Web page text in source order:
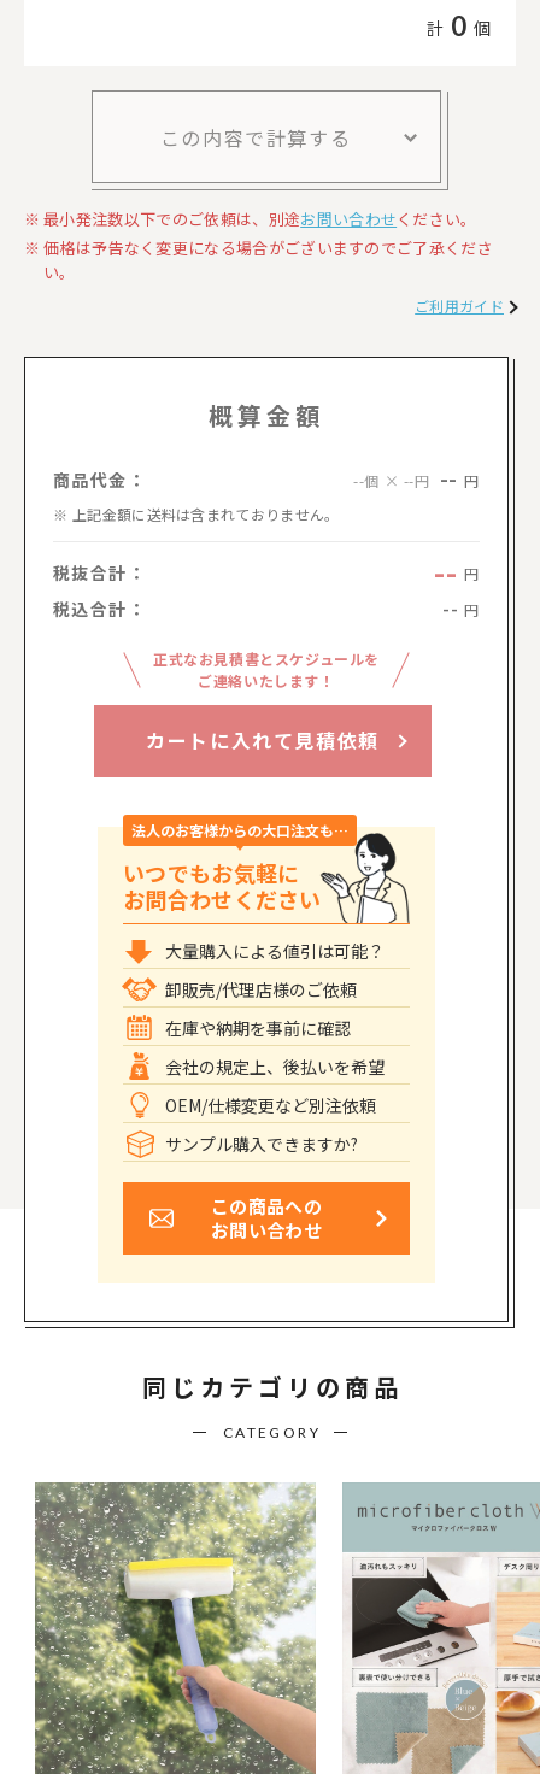
計 0 個
この内容で計算する
最小発注数以下でのご依頼は、別途お問い合わせください。
価格は予告なく変更になる場合がございますのでご了承くださ
い。
ご利用ガイド
概算金額
商品代金： --個 × --円 -- 円
上記金額に送料は含まれておりません。
税抜合計： -- 円
税込合計： -- 円
正式なお見積書とスケジュールを
ご連絡いたします！
カートに入れて見積依頼
法人のお客様からの大口注文も…
いつでもお気軽に
お問合わせください
大量購入による値引は可能？
卸販売/代理店様のご依頼
在庫や納期を事前に確認
会社の規定上、後払いを希望
OEM/仕様変更など別注依頼
サンプル購入できますか?
この商品への
お問い合わせ
同じカテゴリの商品
CATEGORY